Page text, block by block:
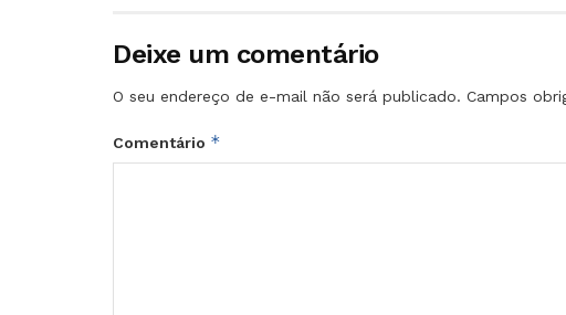
Deixe um comentário
O seu endereço de e-mail não será publicado. Campos
Comentário *